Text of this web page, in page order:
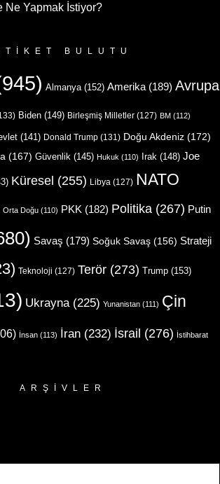
Ne Yapmak İstiyor?
BULUTU
Almanya (152) Amerika (189) Avrupa
Biden (149) Birleşmiş Milletler (127) BM (112)
(141) Donald Trump (131) Doğu Akdeniz (172)
(167) Güvenlik (145) Hukuk (110) Irak (148) Joe
Küresel (255) Libya (127) NATO
Orta Doğu (110) PKK (182) Politika (267) Putin
Savaş (179) Soğuk Savaş (156) Strateji
Teknoloji (127) Terör (273) Trump (153)
Ukrayna(225) Yunanistan (111) Çin
İnsan (113) İran (232) İsrail (276) İstihbarat
ARŞIVLER